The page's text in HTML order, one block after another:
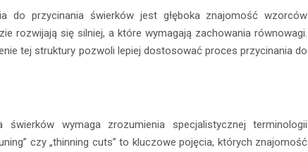
do przycinania świerków jest głęboka znajomość wzorców
rozwijają się silniej, a które wymagają zachowania równowagi.
tej struktury pozwoli lepiej dostosować proces przycinania do
wymaga zrozumienia specjalistycznej terminologii
czy „thinning cuts” to kluczowe pojęcia, których znajomość